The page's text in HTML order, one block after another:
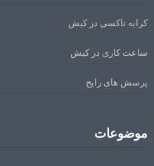
کرایه تاکسی در کیش
ساعت کاری در کیش
پرسش های رایج
موضوعات